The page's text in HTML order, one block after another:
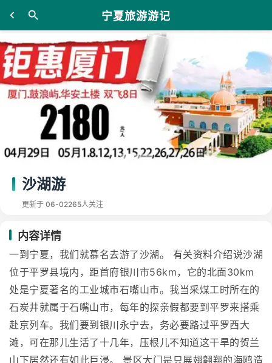
宁夏旅游游记
沙湖游
更新于 06-02265人关注
内容详情
一到宁夏，我们就慕名去游了沙湖。 有关资料介绍说沙湖
位于平罗县境内，距首府银川市56km，它的北面30km
处是宁夏著名的工业城市石嘴山市。我当采煤工时所在的
石炭井就属于石嘴山市，每年的探亲假都要到平罗来搭乘
赴京列车。我们要到银川永宁去，务必要路过平罗西大
滩，可在那儿生活了十几年，压根儿不知道这干旱的贺兰
山下居然还有如此巨浸。 景区大门是只展翅翱翔的海鸥造